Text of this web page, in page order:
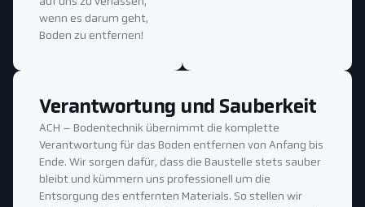
wenn es darum geht,
Boden zu entfernen!
Verantwortung und Sauberkeit
ACH – Bodentechnik übernimmt die komplette
Verantwortung für das Boden entfernen von Anfang bis
Ende. Wir sorgen dafür, dass die Baustelle stets sauber
bleibt und kümmern uns professionell um die
Entsorgung des entfernten Materials. So stellen wir